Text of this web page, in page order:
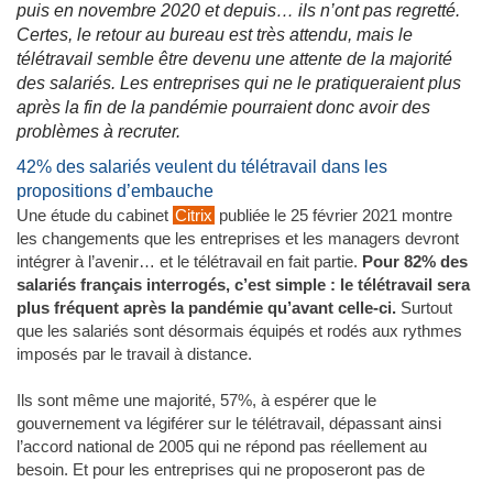
puis en novembre 2020 et depuis… ils n’ont pas regretté.
Certes, le retour au bureau est très attendu, mais le
télétravail semble être devenu une attente de la majorité
des salariés. Les entreprises qui ne le pratiqueraient plus
après la fin de la pandémie pourraient donc avoir des
problèmes à recruter.
42% des salariés veulent du télétravail dans les
propositions d’embauche
Une étude du cabinet Citrix publiée le 25 février 2021 montre
les changements que les entreprises et les managers devront
intégrer à l’avenir… et le télétravail en fait partie. Pour 82% des
salariés français interrogés, c’est simple : le télétravail sera
plus fréquent après la pandémie qu’avant celle-ci. Surtout
que les salariés sont désormais équipés et rodés aux rythmes
imposés par le travail à distance.
Ils sont même une majorité, 57%, à espérer que le
gouvernement va légiférer sur le télétravail, dépassant ainsi
l’accord national de 2005 qui ne répond pas réellement au
besoin. Et pour les entreprises qui ne proposeront pas de